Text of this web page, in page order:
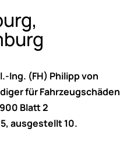
Ing. (FH) Philipp von
für Fahrzeugschäden
Blatt 2
ausgestellt 10.